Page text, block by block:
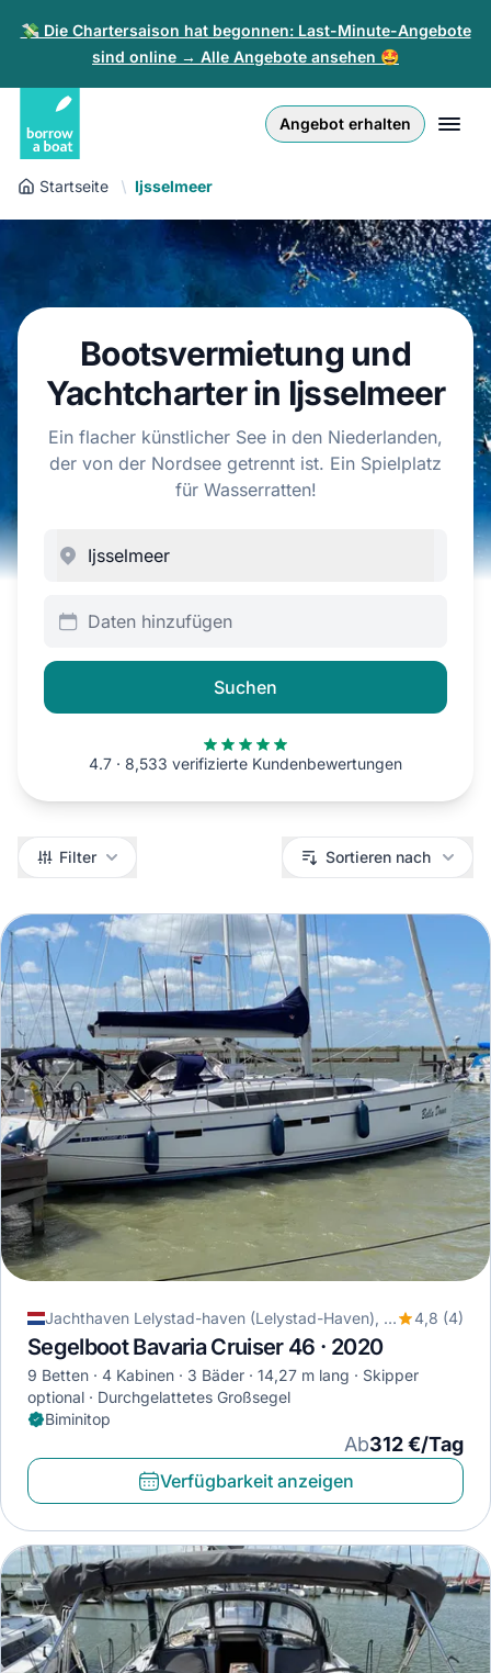
💸 Die Chartersaison hat begonnen: Last-Minute-Angebote
sind online → Alle Angebote ansehen 🤩
Angebot erhalten
Anmelden
Registrieren
DE € EUR
Złoty
English (UK)
Nederlands
Español
Polski
Startseite Ijsselmeer
Bootsvermietung und
Yachtcharter in Ijsselmeer
Ein flacher künstlicher See in den Niederlanden,
der von der Nordsee getrennt ist. Ein Spielplatz
für Wasserratten!
Daten hinzufügen
Suchen
4.7 · 8,533 verifizierte Kundenbewertungen
Filter Filter Sortieren nach
Jachthaven Lelystad-haven (Lelystad-Haven), Lelystad, Niederlande 4,8 (4)
Segelboot Bavaria Cruiser 46 · 2020
9 Betten 4 Kabinen 3 Bäder 14,27 m lang
Skipper
optional
Durchgelattetes Großsegel
Biminitop
Ab312 €/Tag
Verfügbarkeit anzeigen